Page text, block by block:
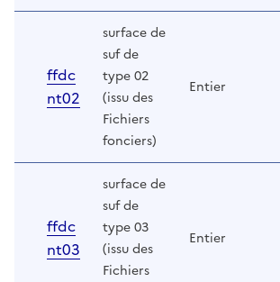
ffdc
nt02
surface de
suf de
type 02
(issu des
Fichiers
fonciers)
Entier
ffdc
nt03
surface de
suf de
type 03
(issu des
Fichiers
Entier